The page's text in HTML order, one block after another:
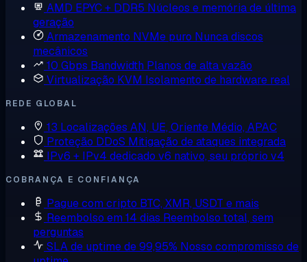
AMD EPYC + DDR5 Núcleos e memória de última
geração
Armazenamento NVMe puro Nunca discos
mecânicos
10 Gbps Bandwidth Planos de alta vazão
Virtualização KVM Isolamento de hardware real
REDE GLOBAL
13 Localizações AN, UE, Oriente Médio, APAC
Proteção DDoS Mitigação de ataques integrada
IPv6 + IPv4 dedicado v6 nativo, seu próprio v4
COBRANÇA E CONFIANÇA
Pague com cripto BTC, XMR, USDT e mais
Reembolso em 14 dias Reembolso total, sem
perguntas
SLA de uptime de 99,95% Nosso compromisso de